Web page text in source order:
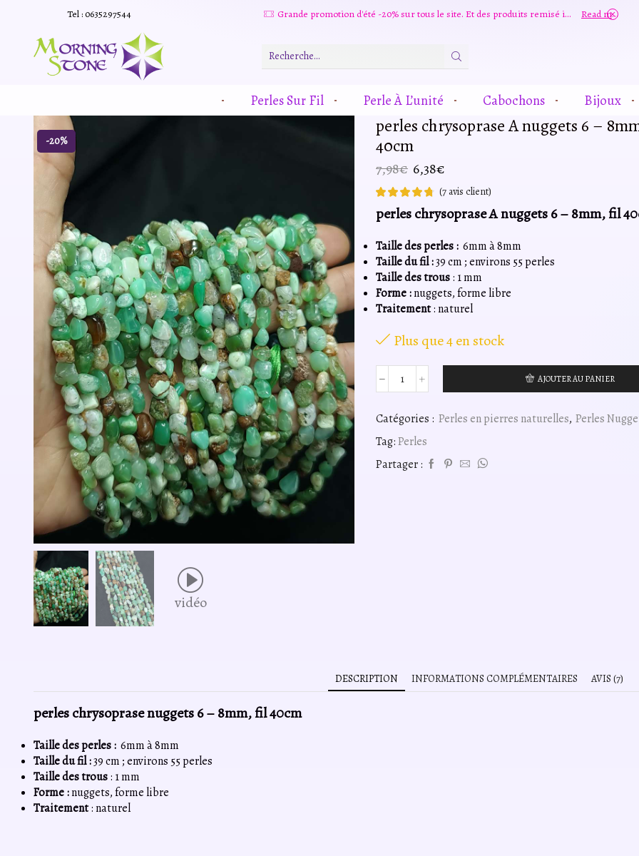
Tel : 0635297544 Grande promotion d'été -20% sur tous le site. Et des produits remisé indépendamment Read more
De
Recherche
Perles Sur Fil Perle À L’unité Cabochons Bijoux
-20%
vidéo
perles chrysoprase A nuggets 6 –
40cm
7,98€ Le
prix
initial
était :
6,38€
prix
actuel
est :
(7 avis client)
perles chrysoprase A nuggets 6 – 8mm, fil
Taille des perles : 6mm à 8mm
Taille du fil :39 cm ; environs 55 perles
Taille des trous: 1 mm
Forme :nuggets, forme libre
Traitement: naturel
Plus que 4 en stock
quantité
perles
chrysoprase
A
nuggets
6
AJOUTER AU PANIER
Catégories : Perles en pierres naturelles, Perles
Tag:Perles
Partager :
DESCRIPTION INFORMATIONS COMPLÉMENTAIRES AVIS (7)
perles chrysoprase nuggets 6 – 8mm, fil 40cm
Taille des perles : 6mm à 8mm
Taille du fil :39 cm ; environs 55 perles
Taille des trous: 1 mm
Forme :nuggets, forme libre
Traitement: naturel